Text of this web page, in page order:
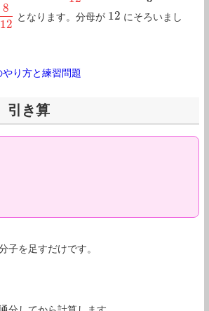
8
12
812 となります。分母が 12
12 にそろいまし
やり方と練習問題
引き算
子を足すだけです。